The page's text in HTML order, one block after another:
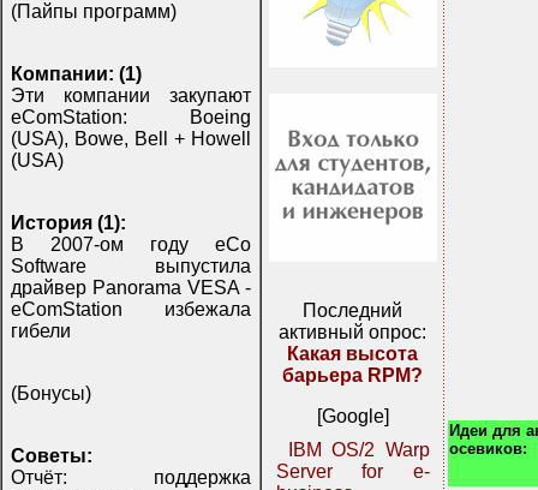
(Пайпы программ)
Компании: (1)
Эти компании закупают
eComStation: Boeing
(USA), Bowe, Bell + Howell
(USA)
История (1):
В 2007-ом году eCo
Software выпустила
драйвер Panorama VESA -
eComStation избежала
гибели
(Бонусы)
Советы:
Отчёт: поддержка
Последний
активный опрос:
Какая высота
барьера RPM?
[Google]
IBM OS/2 Warp
Server for e-
Идеи для
осевиков: